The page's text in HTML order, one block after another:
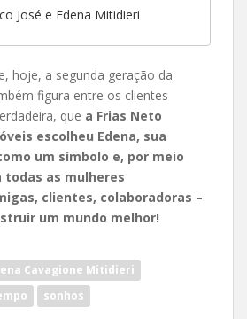
José e Edena Mitidieri
hoje, a segunda geração da
figura entre os clientes
que a Frias Neto
escolheu Edena, sua
um símbolo e, por meio
todas as mulheres
clientes, colaboradoras –
um mundo melhor!
Cavagione Mitidieri
sonhos